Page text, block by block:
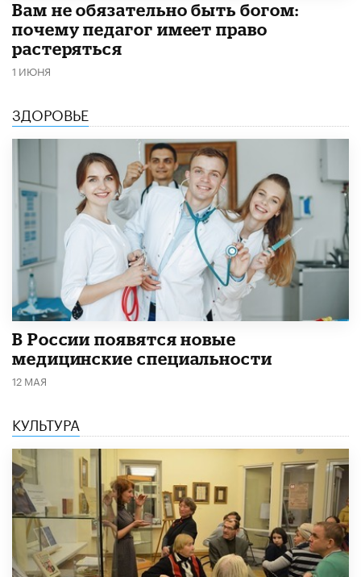
​Вам не обязательно быть богом:
почему педагог имеет право
растеряться
1 ИЮНЯ
ЗДОРОВЬЕ
В России появятся новые
медицинские специальности
12 МАЯ
КУЛЬТУРА